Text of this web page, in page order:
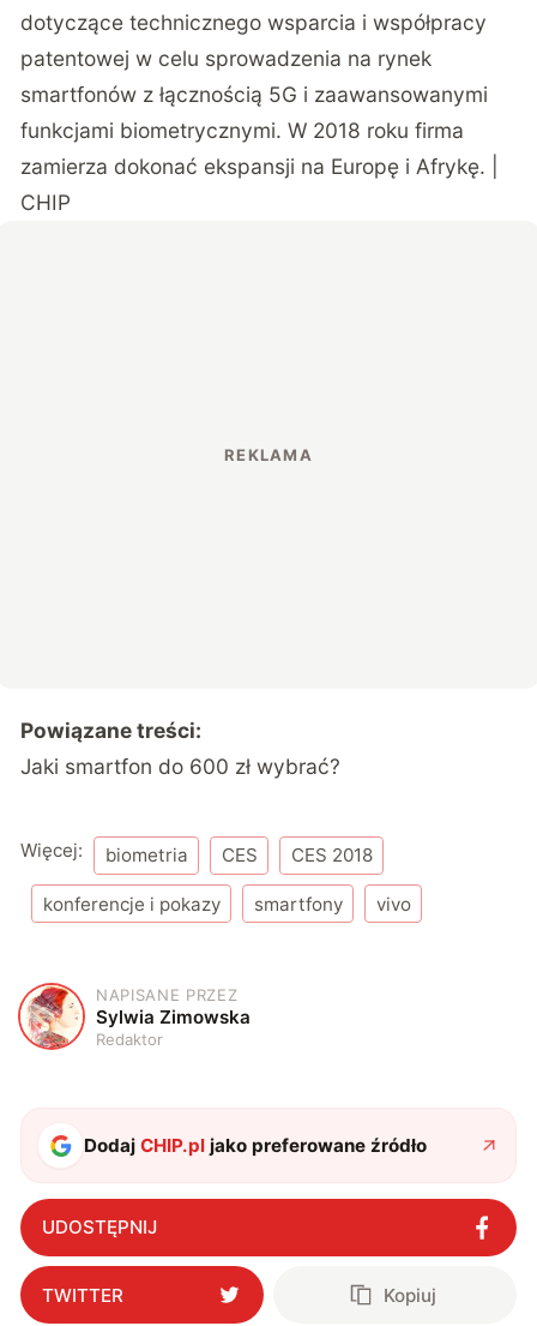
dotyczące technicznego wsparcia i współpracy
patentowej w celu sprowadzenia na rynek
smartfonów z łącznością 5G i zaawansowanymi
funkcjami biometrycznymi. W 2018 roku firma
zamierza dokonać ekspansji na Europę i Afrykę. |
CHIP
Powiązane treści:
Jaki smartfon do 600 zł wybrać?
Więcej: biometria CES CES 2018
konferencje i pokazy smartfony vivo
S
NAPISANE PRZEZ
Sylwia Zimowska
Redaktor
DodajCHIP.pl jako preferowane źródło
UDOSTĘPNIJ
TWITTER Kopiuj